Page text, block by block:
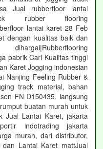
Jual rubberfloor lantai
rubber flooring
lantai karet 28 Feb
dengan kualitas baik dan
pabrik Cari Kualitas tinggi
Karet Jogging indonesian
Nanjing Feeling Rubber &
track material, bahan
FN D150435. langsung
buatan murah untuk
Jual Lantai Karet, jakarta
indotrading jakarta
murah, dari distributor,
Lantai Karet mattJual